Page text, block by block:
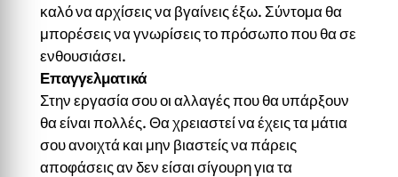
καλό να αρχίσεις να βγαίνεις έξω. Σύντομα θα
μπορέσεις να γνωρίσεις το πρόσωπο που θα σε
ενθουσιάσει.
Επαγγελματικά
Στην εργασία σου οι αλλαγές που θα υπάρξουν
θα είναι πολλές. Θα χρειαστεί να έχεις τα μάτια
σου ανοιχτά και μην βιαστείς να πάρεις
αποφάσεις αν δεν είσαι σίγουρη για τα